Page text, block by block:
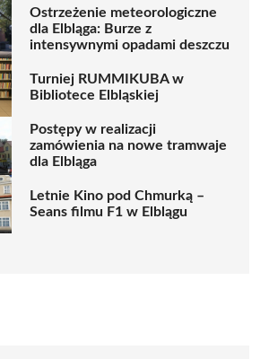
Ostrzeżenie meteorologiczne
dla Elbląga: Burze z
intensywnymi opadami deszczu
Turniej RUMMIKUBA w
Bibliotece Elbląskiej
Postępy w realizacji
zamówienia na nowe tramwaje
dla Elbląga
Letnie Kino pod Chmurką –
Seans filmu F1 w Elblągu